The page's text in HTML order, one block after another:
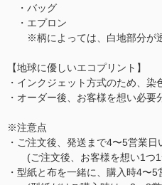
・バッグ
・エプロン
※柄によっては、白地部分が
【地球に優しいエコプリント】
・インクジェット方式のため、染
・オーダー後、お客様を想い必要
※注意点
・ご注文後、発送まで4〜5営業日
(ご注文後、お客様を想い1つ1
・型紙と布を一緒に、購入時4〜5